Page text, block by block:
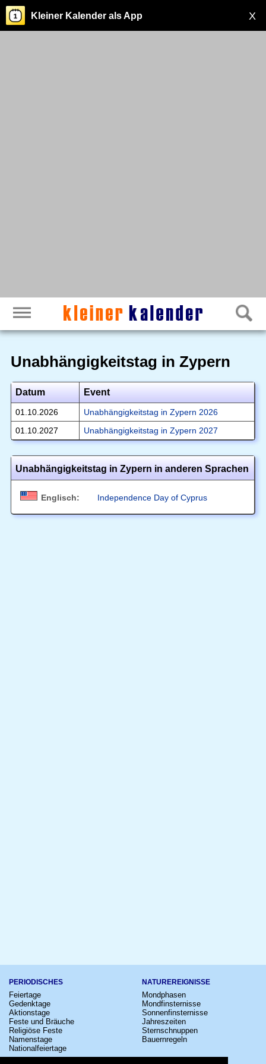
X
Kleiner Kalender als App
Unabhängigkeitstag in Zypern
Datum Event
01.10.2026
Unabhängigkeitstag in Zypern 2026
01.10.2027
Unabhängigkeitstag in Zypern 2027
Unabhängigkeitstag in Zypern in anderen Sprachen
Englisch: Independence Day of Cyprus
PERIODISCHES
Feiertage
Gedenktage
Aktionstage
Feste und Bräuche
Religiöse Feste
Namenstage
Nationalfeiertage
NATUREREIGNISSE
Mondphasen
Mondfinsternisse
Sonnenfinsternisse
Jahreszeiten
Sternschnuppen
Bauernregeln